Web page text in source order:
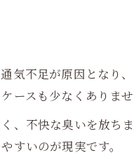
気不足が原因となり
ースも少なくありませ
、不快な臭いを放ち
すいのが現実です。